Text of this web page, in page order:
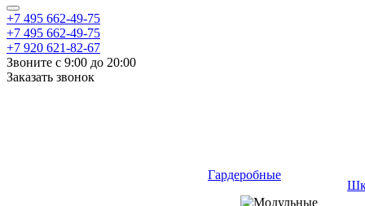
+7 495 662-49-75
+7 495 662-49-75
+7 920 621-82-67
Звоните с 9:00 до 20:00
Заказать звонок
Гардеробные